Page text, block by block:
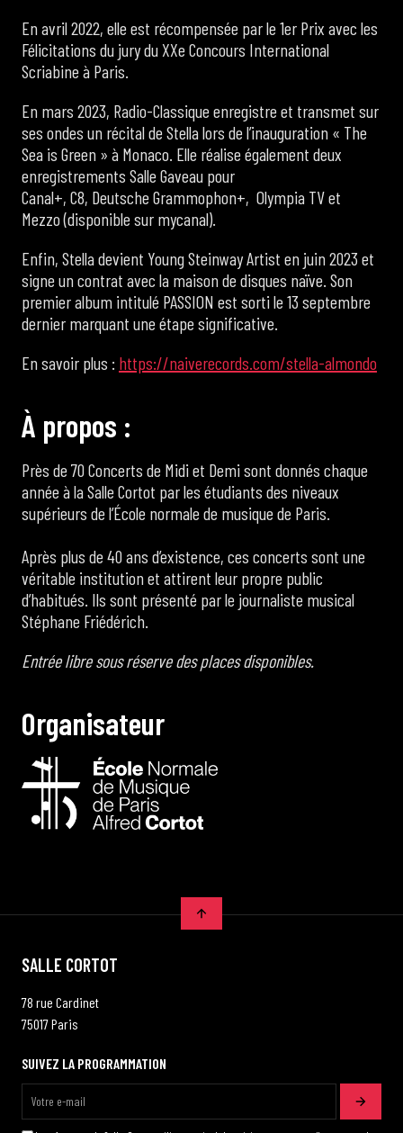
En avril 2022, elle est récompensée par le 1er Prix avec les
Félicitations du jury du XXe Concours International
Scriabine à Paris.
En mars 2023, Radio-Classique enregistre et transmet sur
ses ondes un récital de Stella lors de l’inauguration « The
Sea is Green » à Monaco. Elle réalise également deux
enregistrements Salle Gaveau pour
Canal+, C8, Deutsche Grammophon+, Olympia TV et
Mezzo (disponible sur mycanal).
Enfin, Stella devient Young Steinway Artist en juin 2023 et
signe un contrat avec la maison de disques naïve. Son
premier album intitulé PASSION est sorti le 13 septembre
dernier marquant une étape significative.
En savoir plus : https://naiverecords.com/stella-almondo
À propos :
Près de 70 Concerts de Midi et Demi sont donnés chaque
année à la Salle Cortot par les étudiants des niveaux
supérieurs de l’École normale de musique de Paris.
Après plus de 40 ans d’existence, ces concerts sont une
véritable institution et attirent leur propre public
d’habitués. Ils sont présenté par le journaliste musical
Stéphane Friédérich.
Entrée libre sous réserve des places disponibles.
Organisateur
SALLE CORTOT
78 rue Cardinet
75017 Paris
SUIVEZ LA PROGRAMMATION